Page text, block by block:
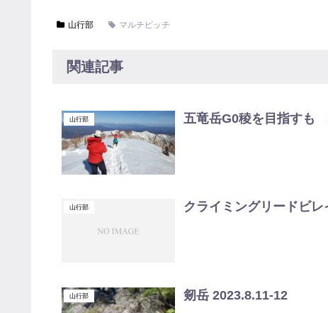
山行部 マルチピッチ
関連記事
山行部 五竜岳G0稜を目指すも
山行部 クライミングリードビ
山行部 剱岳 2023.8.11-12